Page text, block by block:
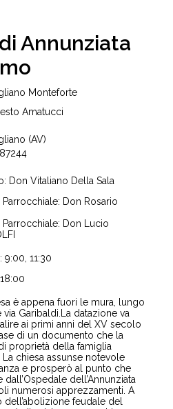
Annunziata
Monteforte
Amatucci
(AV)
Don Vitaliano Della Sala
Don Rosario
Don Lucio
9:00, 11:30
è appena fuori le mura, lungo
via Garibaldi.La datazione va
ai primi anni del XV secolo
di un documento che la
proprietà della famiglia
La chiesa assunse notevole
e prosperò al punto che
dall’Ospedale dell’Annunziata
numerosi apprezzamenti. A
dell’abolizione feudale del